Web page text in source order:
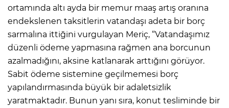
ortamında altı ayda bir memur maaş artış oranına
endekslenen taksitlerin vatandaşı adeta bir borç
sarmalına ittiğini vurgulayan Meriç, “Vatandaşımız
düzenli ödeme yapmasına rağmen ana borcunun
azalmadığını, aksine katlanarak arttığını görüyor.
Sabit ödeme sistemine geçilmemesi borç
yapılandırmasında büyük bir adaletsizlik
yaratmaktadır. Bunun yanı sıra, konut tesliminde bir